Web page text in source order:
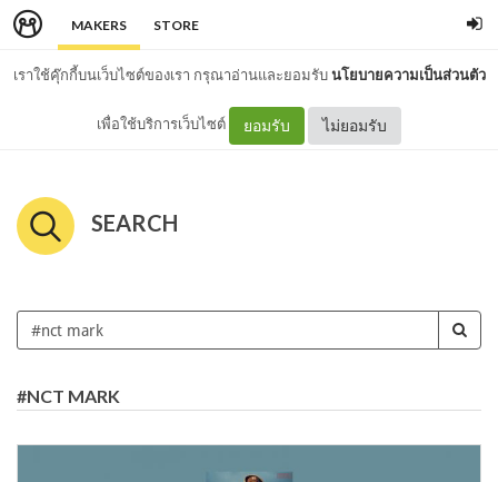
MAKERS STORE
เราใช้คุ๊กกี้บนเว็บไซต์ของเรา กรุณาอ่านและยอมรับนโยบายความเป็นส่วนตัว
เพื่อใช้บริการเว็บไซต์ ยอมรับ ไม่ยอมรับ
SEARCH
#NCT MARK